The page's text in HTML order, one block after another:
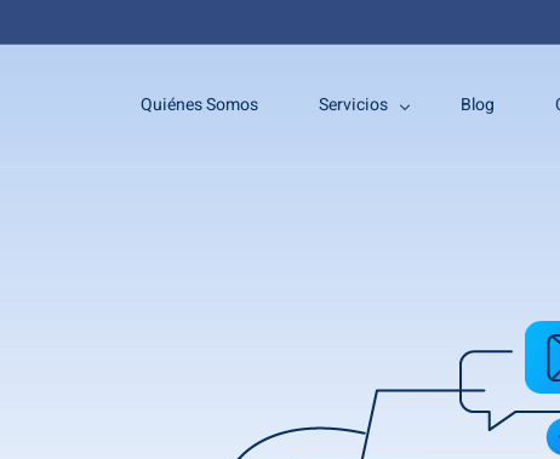
Quiénes Somos Servicios
Legalización de documentos en
Poderes Notariales
Blog